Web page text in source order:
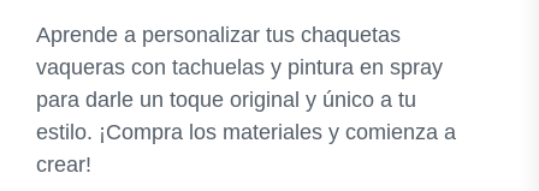
Aprende a personalizar tus chaquetas
vaqueras con tachuelas y pintura en spray
para darle un toque original y único a tu
estilo. ¡Compra los materiales y comienza a
crear!